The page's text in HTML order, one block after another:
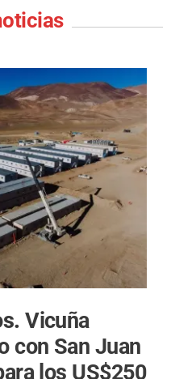
Vicuña
con San Juan
los US$250